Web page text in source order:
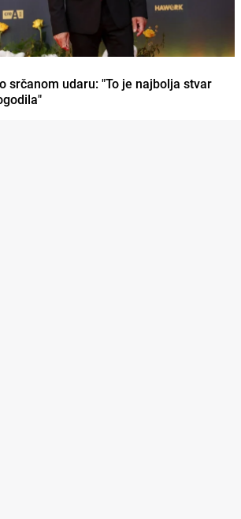
srčanom udaru: "To je najbolja stvar